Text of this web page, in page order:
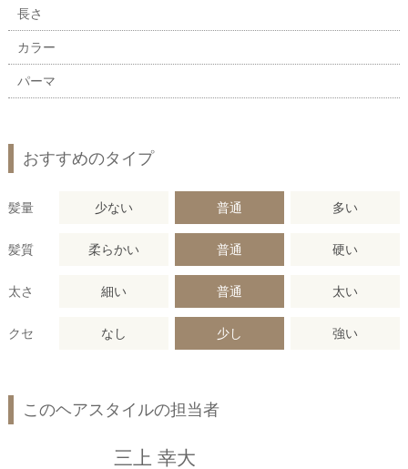
長さ
カラー
パーマ
おすすめのタイプ
髪量 少ない 普通 多い
髪質 柔らかい 普通 硬い
太さ 細い 普通 太い
クセ なし 少し 強い
このヘアスタイルの担当者
三上 幸大